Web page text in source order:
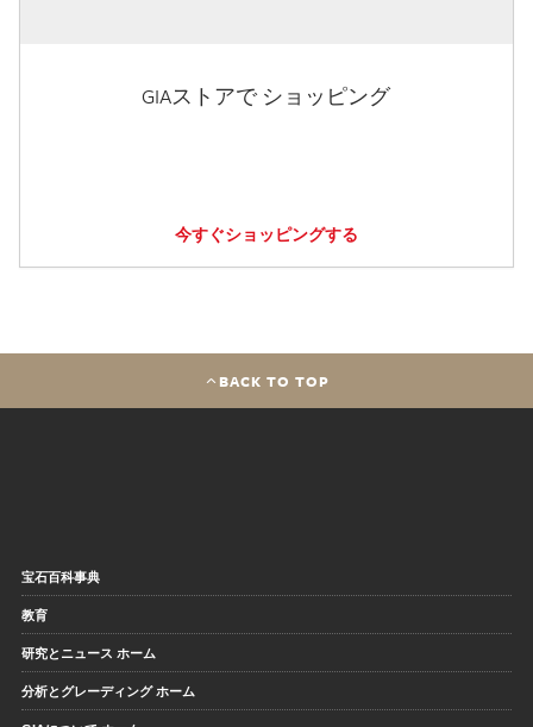
GIAストアで ショッピング
今すぐショッピングする
BACK TO TOP
宝石百科事典
教育
研究とニュース ホーム
分析とグレーディング ホーム